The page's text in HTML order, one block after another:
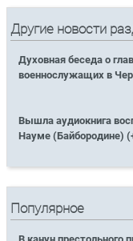
Другие новости
Духовная беседа о
военнослужащих в
Вышла аудиокнига
Науме (Байбородине)
Популярное